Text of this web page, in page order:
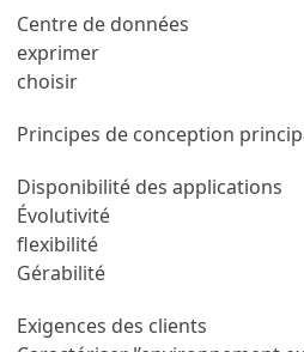
Centre de données
exprimer
choisir
Principes de conception
Disponibilité des applications
Évolutivité
flexibilité
Gérabilité
Exigences des clients